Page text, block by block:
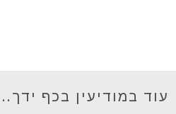
עוד במודיעין בכף